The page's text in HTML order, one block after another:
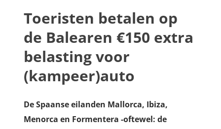
Toeristen betalen op
de Balearen €150 extra
belasting voor
(kampeer)auto
De Spaanse eilanden Mallorca, Ibiza,
Menorca en Formentera -oftewel: de